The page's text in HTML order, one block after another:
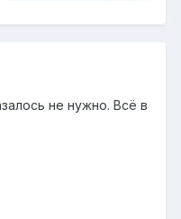
не нужно. Всё в